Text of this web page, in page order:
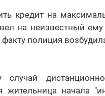
кредит на
на неизвестный
полиция
жительница начала